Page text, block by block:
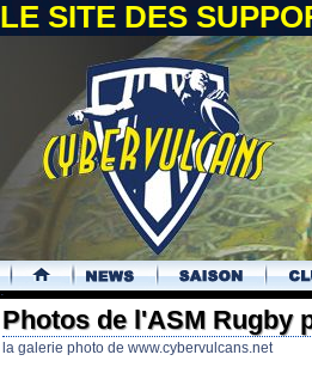
LE SITE DES
.
Photos de l'ASM Rugby
la galerie photo de www.cybervulcans.net